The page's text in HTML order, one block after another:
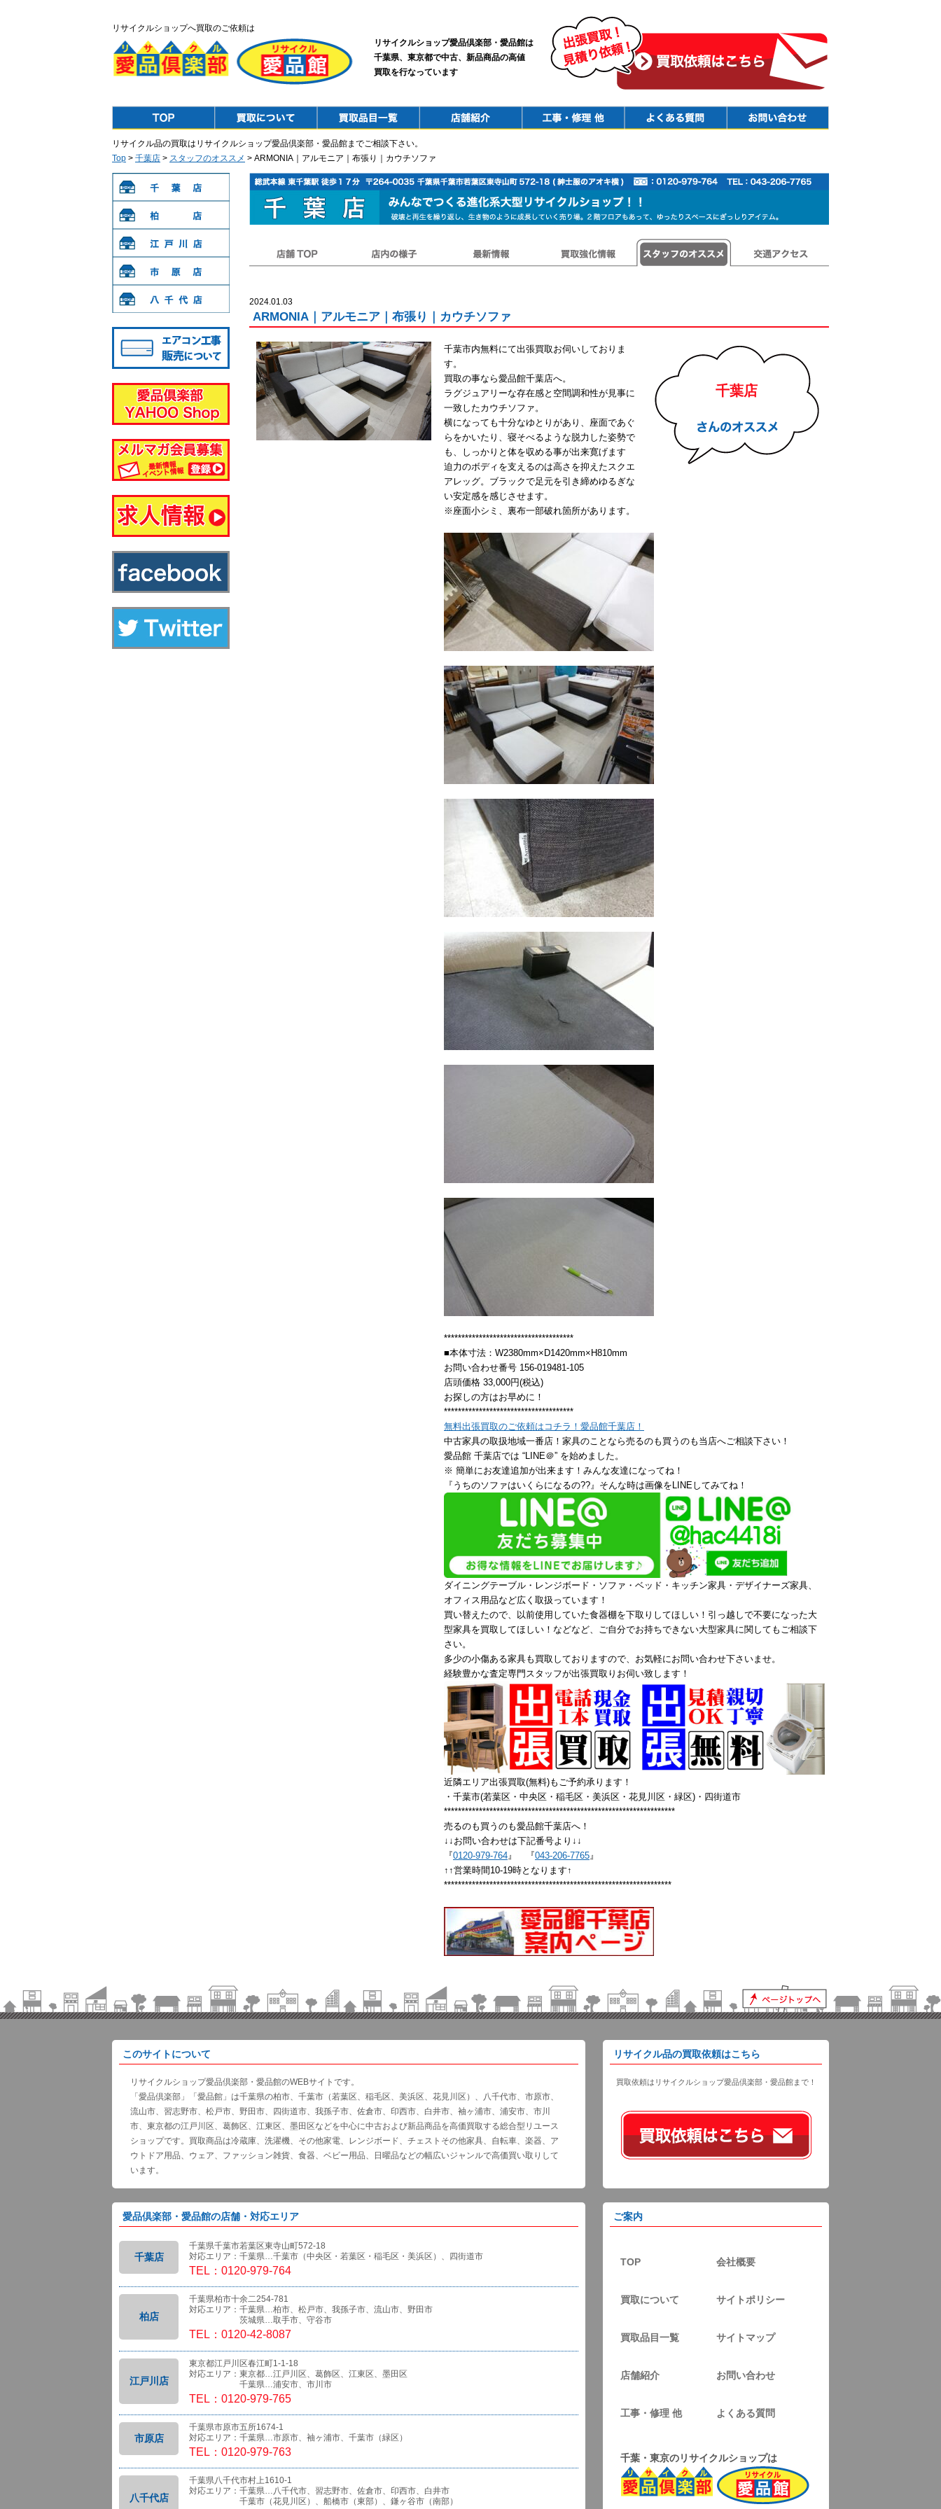
リサイクルショップへ買取のご依頼は
リサイクルショップ愛品倶楽部・愛品館は
千葉県、東京都で中古、新品商品の高値
買取を行なっています
リサイクル品の買取はリサイクルショップ愛品倶楽部・愛品館までご相談下さい。
Top > 千葉店 > スタッフのオススメ > ARMONIA｜アルモニア｜布張り｜カウチソファ
2024.01.03
ARMONIA｜アルモニア｜布張り｜カウチソファ
千葉店
千葉市内無料にて出張買取お伺いしておりま
す。
買取の事なら愛品館千葉店へ。
ラグジュアリーな存在感と空間調和性が見事に
一致したカウチソファ。
横になっても十分なゆとりがあり、座面であぐ
らをかいたり、寝そべるような脱力した姿勢で
も、しっかりと体を収める事が出来寛げます
迫力のボディを支えるのは高さを抑えたスクエ
アレッグ。ブラックで足元を引き締めゆるぎな
い安定感を感じさせます。
※座面小シミ、裏布一部破れ箇所があります。
*************************************
■本体寸法：W2380mm×D1420mm×H810mm
お問い合わせ番号 156-019481-105
店頭価格 33,000円(税込)
お探しの方はお早めに！
*************************************
無料出張買取のご依頼はコチラ！愛品館千葉店！
中古家具の取扱地域一番店！家具のことなら売るのも買うのも当店へご相談下さい！
愛品館 千葉店では “LINE＠” を始めました。
※ 簡単にお友達追加が出来ます！みんな友達になってね！
『うちのソファはいくらになるの??』そんな時は画像をLINEしてみてね！
ダイニングテーブル・レンジボード・ソファ・ベッド・キッチン家具・デザイナーズ家具、
オフィス用品など広く取扱っています！
買い替えたので、以前使用していた食器棚を下取りしてほしい！引っ越しで不要になった大
型家具を買取してほしい！などなど、ご自分でお持ちできない大型家具に関してもご相談下
さい。
多少の小傷ある家具も買取しておりますので、お気軽にお問い合わせ下さいませ。
経験豊かな査定専門スタッフが出張買取りお伺い致します！
近隣エリア出張買取(無料)もご予約承ります！
・千葉市(若葉区・中央区・稲毛区・美浜区・花見川区・緑区)・四街道市
******************************************************************
売るのも買うのも愛品館千葉店へ！
↓↓お問い合わせは下記番号より↓↓
『0120-979-764』 『043-206-7765』
↑↑営業時間10-19時となります↑
*****************************************************************
このサイトについて
リサイクルショップ愛品倶楽部・愛品館のWEBサイトです。
「愛品倶楽部」「愛品館」は千葉県の柏市、千葉市（若葉区、稲毛区、美浜区、花見川区）、八千代市、市原市、
流山市、習志野市、松戸市、野田市、四街道市、我孫子市、佐倉市、印西市、白井市、袖ヶ浦市、浦安市、市川
市、東京都の江戸川区、葛飾区、江東区、墨田区などを中心に中古および新品商品を高価買取する総合型リユース
ショップです。買取商品は冷蔵庫、洗濯機、その他家電、レンジボード、チェストその他家具、自転車、楽器、ア
ウトドア用品、ウェア、ファッション雑貨、食器、ベビー用品、日曜品などの幅広いジャンルで高価買い取りして
います。
リサイクル品の買取依頼はこちら
買取依頼はリサイクルショップ愛品倶楽部・愛品館まで！
愛品倶楽部・愛品館の店舗・対応エリア
千葉店
千葉県千葉市若葉区東寺山町572-18
対応エリア：千葉県…千葉市（中央区・若葉区・稲毛区・美浜区）、四街道市
TEL：0120-979-764
柏店
千葉県柏市十余二254-781
対応エリア：千葉県…柏市、松戸市、我孫子市、流山市、野田市
茨城県…取手市、守谷市
TEL：0120-42-8087
江戸川店
東京都江戸川区春江町1-1-18
対応エリア：東京都…江戸川区、葛飾区、江東区、墨田区
千葉県…浦安市、市川市
TEL：0120-979-765
市原店
千葉県市原市五所1674-1
対応エリア：千葉県…市原市、袖ヶ浦市、千葉市（緑区）
TEL：0120-979-763
八千代店
千葉県八千代市村上1610-1
対応エリア：千葉県…八千代市、習志野市、佐倉市、印西市、白井市
千葉市（花見川区）、船橋市（東部）、鎌ヶ谷市（南部）
ご案内
TOP 会社概要
買取について サイトポリシー
買取品目一覧 サイトマップ
店舗紹介 お問い合わせ
工事・修理 他 よくある質問
千葉・東京のリサイクルショップは